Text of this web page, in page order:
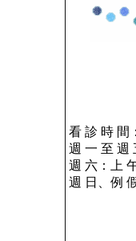
看 診 時 間：
週 一 至 週
週 六：上
週 日、例